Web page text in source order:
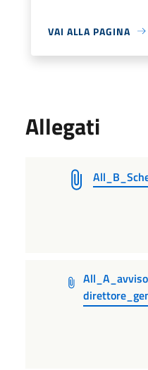
VAI ALLA PAGINA
Allegati